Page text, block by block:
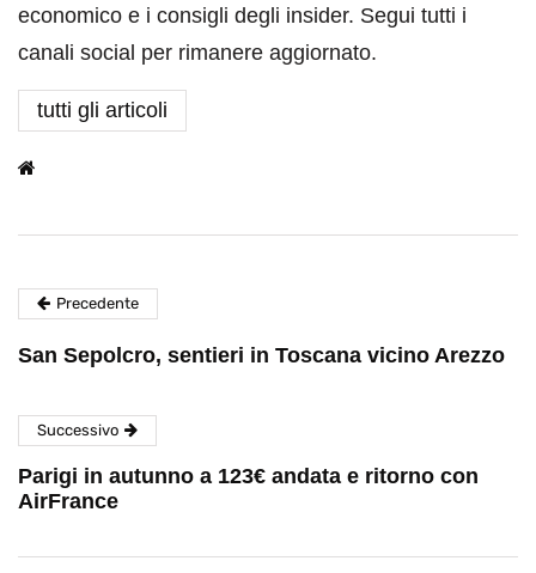
economico e i consigli degli insider. Segui tutti i
canali social per rimanere aggiornato.
tutti gli articoli
Precedente
San Sepolcro, sentieri in Toscana vicino Arezzo
Successivo
Parigi in autunno a 123€ andata e ritorno con
AirFrance